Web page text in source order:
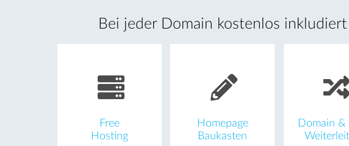
Bei jeder Domain kostenlos inkludiert
Free
Hosting
Homepage
Baukasten
Domain &